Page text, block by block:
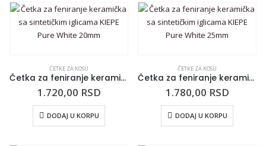
ČETKE ZA KOSU
Četka za feniranje keramička sa sintetičkim iglicama KIEPE Pure White 20mm
1.720,00 RSD
DODAJ U KORPU
ČETKE ZA KOSU
Četka za feniranje keramička sa sintetičkim iglicama KIEPE Pure White 25mm
1.780,00 RSD
DODAJ U KORPU